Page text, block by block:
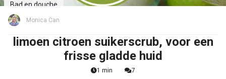
Bad en douche
Monica Can
limoen citroen suikerscrub, voor een
frisse gladde huid
1 min 7